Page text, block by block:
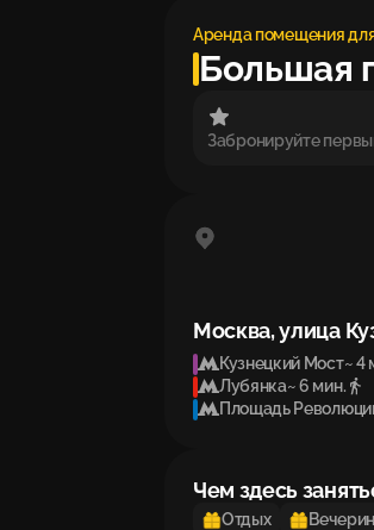
Аренда помещения
Большая
Забронируйте
Москва, улица
Кузнецкий Мост~ 4
Лубянка~ 6 мин.
Площадь
Чем здесь
Отдых